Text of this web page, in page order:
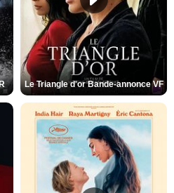
Le Triangle d'or Bande-annonce VF